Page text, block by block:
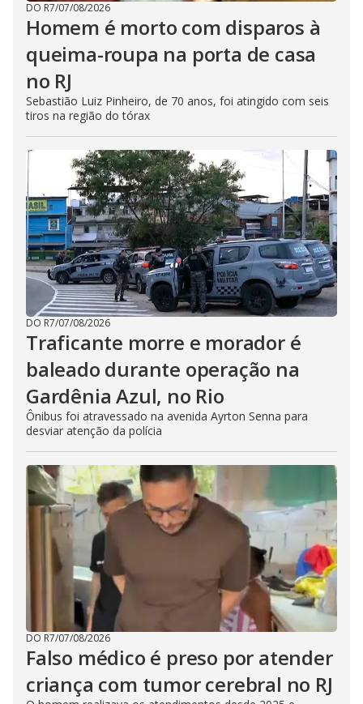
DO R7/07/08/2026
Homem é morto com disparos à
queima-roupa na porta de casa
no RJ
Sebastião Luiz Pinheiro, de 70 anos, foi atingido com seis
tiros na região do tórax
DO R7/07/08/2026
Traficante morre e morador é
baleado durante operação na
Gardênia Azul, no Rio
Ônibus foi atravessado na avenida Ayrton Senna para
desviar atenção da polícia
DO R7/07/08/2026
Falso médico é preso por atender
criança com tumor cerebral no RJ